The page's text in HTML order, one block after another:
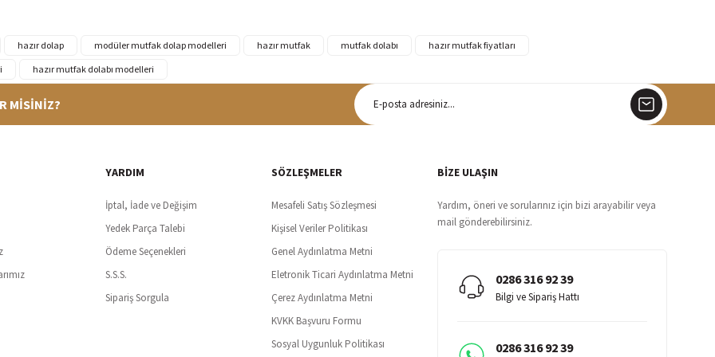
hazır dolap modüler mutfak dolap modelleri hazır mutfak mutfak dolabı
hazır mutfak fiyatları
hazır mutfak dolabı modelleri
SSl sertifikası ve 3D ödeme ile bilgileriniz güvende
Tüm ürünlerde ücretsiz teslimat
MİSİNİZ?
YARDIM
İptal, İade ve Değişim
Yedek Parça Talebi
Ödeme Seçenekleri
S.S.S.
Sipariş Sorgula
SÖZLEŞMELER
Mesafeli Satış Sözleşmesi
Kişisel Veriler Politikası
Genel Aydınlatma Metni
Eletronik Ticari Aydınlatma Metni
Çerez Aydınlatma Metni
KVKK Başvuru Formu
Sosyal Uygunluk Politikası
BİZE ULAŞIN
Yardım, öneri ve sorularınız için bizi arayabilir veya
mail gönderebilirsiniz.
0286 316 92 39
Bilgi ve Sipariş Hattı
0286 316 92 39